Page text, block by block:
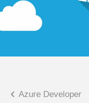
Azure Developer
Charlotte